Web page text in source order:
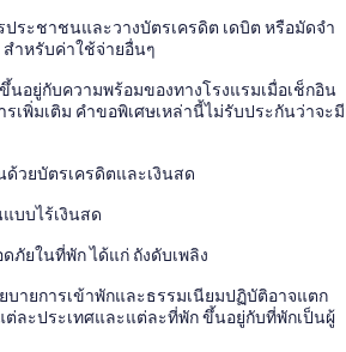
ประชาชนและวางบัตรเครดิต เดบิต หรือมัดจำ
สำหรับค่าใช้จ่ายอื่นๆ
นอยู่กับความพร้อมของทางโรงแรมเมื่อเช็กอิน
เพิ่มเติม คำขอพิเศษเหล่านี้ไม่รับประกันว่าจะมี
วยบัตรเครดิตและเงินสด
บบไร้เงินสด
ภัยในที่พัก ได้แก่ ถังดับเพลิง
บายการเข้าพักและธรรมเนียมปฏิบัติอาจแตก
ต่ละประเทศและแต่ละที่พัก ขึ้นอยู่กับที่พักเป็นผู้